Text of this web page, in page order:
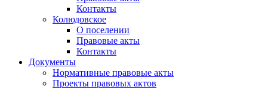
Контакты
Колюдовское
О поселении
Правовые акты
Контакты
Документы
Нормативные правовые акты
Проекты правовых актов